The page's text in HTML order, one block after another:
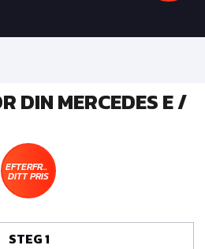
DIN MERCEDES E /
EFTERFRÅGA
DITT PRIS
STEG 1